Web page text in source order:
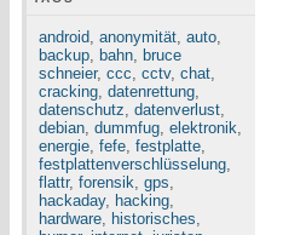
android, anonymität, auto,
backup, bahn, bruce
schneier, ccc, cctv, chat,
cracking, datenrettung,
datenschutz, datenverlust,
debian, dummfug, elektronik,
energie, fefe, festplatte,
festplattenverschlüsselung,
flattr, forensik, gps,
hackaday, hacking,
hardware, historisches,